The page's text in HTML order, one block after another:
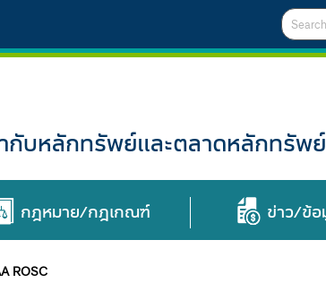
กับหลักทรัพย์และตลาดหลักทรัพย์
กฎหมาย/กฎเกณฑ์ ข่าว/ข้
ROSC